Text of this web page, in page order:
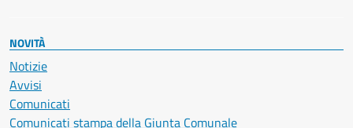
NOVITÀ
Notizie
Avvisi
Comunicati
Comunicati stampa della Giunta Comunale